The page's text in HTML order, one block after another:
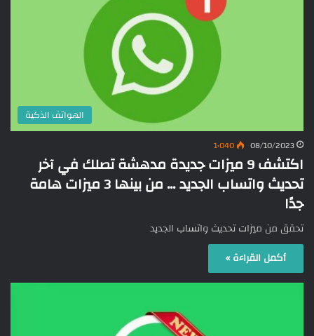
الهواتف الذكية
08/10/2023 1٬040
اكتشف 9 ميزات جديدة مدهشة تصلك في آخر
تحديث واتساب الجديد … من بينها 3 ميزات هامة
جدًا
تحقق من ميزات تحديث واتساب الجديد
أكمل القراءة »